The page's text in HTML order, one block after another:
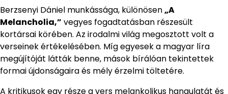
Berzsenyi Dániel munkássága, különösen„A
Melancholia,” vegyes fogadtatásban részesült
kortársai körében. Az irodalmi világ megosztott volt a
verseinek értékelésében. Míg egyesek a magyar líra
megújítóját látták benne, mások bírálóan tekintettek
formai újdonságaira és mély érzelmi töltetére.
A kritikusok egy része a vers melankolikus hangulatát és